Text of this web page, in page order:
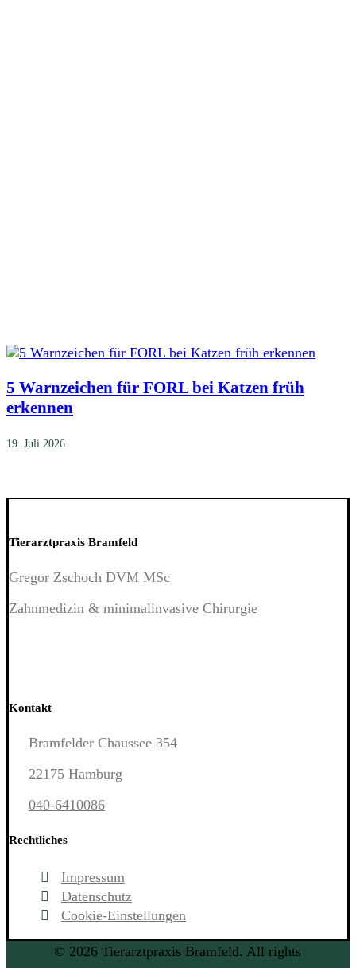
5 Warnzeichen für FORL bei Katzen früh
erkennen
19. Juli 2026
Tierarztpraxis Bramfeld
Gregor Zschoch DVM MSc
Zahnmedizin & minimalinvasive Chirurgie
Kontakt
Bramfelder Chaussee 354
22175 Hamburg
040-6410086
Rechtliches
Impressum
Datenschutz
Cookie-Einstellungen
© 2026 Tierarztpraxis Bramfeld. All rights